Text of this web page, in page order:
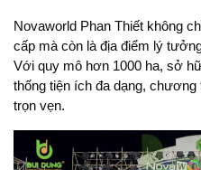
Novaworld Phan Thiết không
cấp mà còn là địa điểm lý
Với quy mô hơn 1000 ha, sở
thống tiện ích đa dạng,
trọn vẹn.